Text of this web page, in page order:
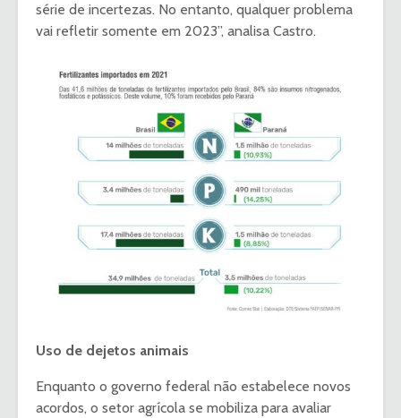
série de incertezas. No entanto, qualquer problema
vai refletir somente em 2023”, analisa Castro.
Uso de dejetos animais
Enquanto o governo federal não estabelece novos
acordos, o setor agrícola se mobiliza para avaliar